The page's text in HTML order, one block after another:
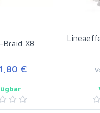
Braid X8
€